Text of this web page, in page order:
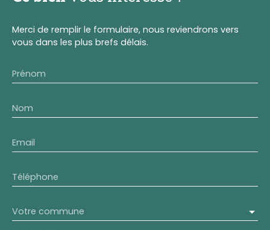
Merci de remplir le formulaire, nous reviendrons vers
vous dans les plus brefs délais.
Prénom
Nom
Email
Téléphone
Votre commune